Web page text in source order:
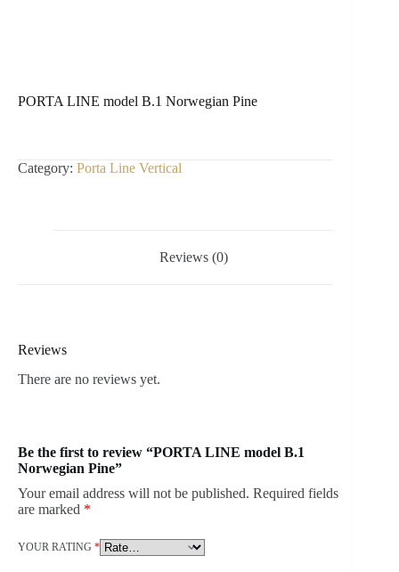
PORTA LINE model B.1 Norwegian Pine
Category: Porta Line Vertical
Reviews (0)
Reviews
There are no reviews yet.
Be the first to review “PORTA LINE model B.1
Norwegian Pine”
Your email address will not be published. Required fields
are marked *
YOUR RATING *